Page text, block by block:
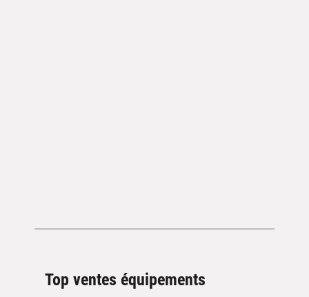
Top ventes équipements